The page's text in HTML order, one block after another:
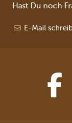
Hast Du noch
E-Mail